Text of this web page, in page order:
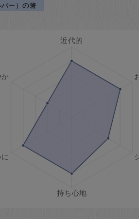
ー）の箸